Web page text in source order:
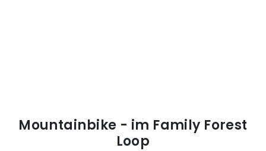
Mountainbike - im Family Forest
Loop